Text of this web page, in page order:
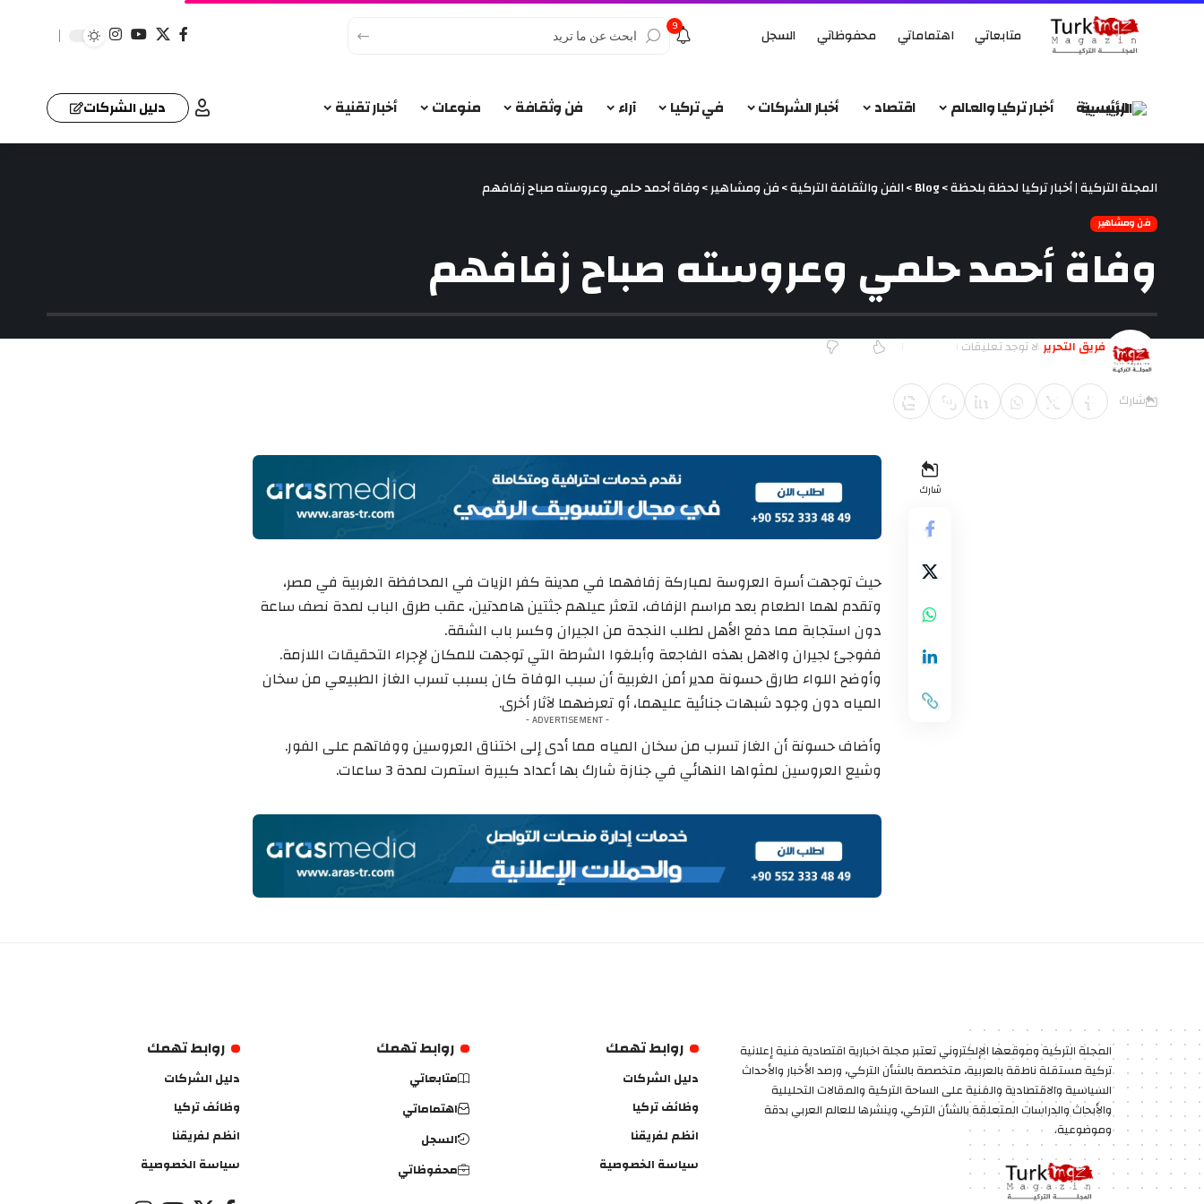
متابعاتي اهتماماتي محفوظاتي السجل 9
الرئيسية أخبار تركيا والعالم اقتصاد أخبار الشركات في تركيا آراء فن وثقافة منوعات أخبار تقنية دليل الشركات
المجلة التركية | أخبار تركيا لحظة بلحظة>
Blog
>الفن والثقافة التركية>فن ومشاهير>وفاة أحمد حلمي وعروسته صباح زفافهم
فن ومشاهير
وفاة أحمد حلمي وعروسته صباح زفافهم
فريق التحرير لا توجد تعليقات
شارك
شارك
حيث توجهت أسرة العروسة لمباركة زفافهما في مدينة كفر الزيات في المحافظة الغربية في مصر،
وتقدم لهما الطعام بعد مراسم الزفاف، لتعثر عيلهم جثتين هامدتين، عقب طرق الباب لمدة نصف ساعة
دون استجابة مما دفع الأهل لطلب النجدة من الجيران وكسر باب الشقة.
ففوجئ لجيران والاهل بهذه الفاجعة وأبلغوا الشرطة التي توجهت للمكان لإجراء التحقيقات اللازمة.
وأوضح اللواء طارق حسونة مدير أمن الغربية أن سبب الوفاة كان بسبب تسرب الغاز الطبيعي من سخان
المياه دون وجود شبهات جنائية عليهما، أو تعرضهما لآثار أخرى.
- ADVERTISEMENT -
وأضاف حسونة أن الغاز تسرب من سخان المياه مما أدى إلى اختناق العروسين ووفاتهم على الفور.
وشيع العروسين لمثواها النهائي في جنازة شارك بها أعداد كبيرة استمرت لمدة 3 ساعات.
المجلة التركية وموقعها الإلكتروني تعتبر مجلة اخبارية اقتصادية فنية إعلانية
تركية مستقلة ناطقة بالعربية، متخصصة بالشأن التركي، ورصد الأخبار والأحداث
السياسية والاقتصادية والفنية على الساحة التركية والمقالات التحليلية
والأبحاث والدراسات المتعلقة بالشأن التركي، وينشرها للعالم العربي بدقة
وموضوعية.
روابط تهمك
دليل الشركات
وظائف تركيا
انظم لفريقنا
سياسة الخصوصية
روابط تهمك
متابعاتي
اهتماماتي
السجل
محفوظاتي
روابط تهمك
دليل الشركات
وظائف تركيا
انظم لفريقنا
سياسة الخصوصية